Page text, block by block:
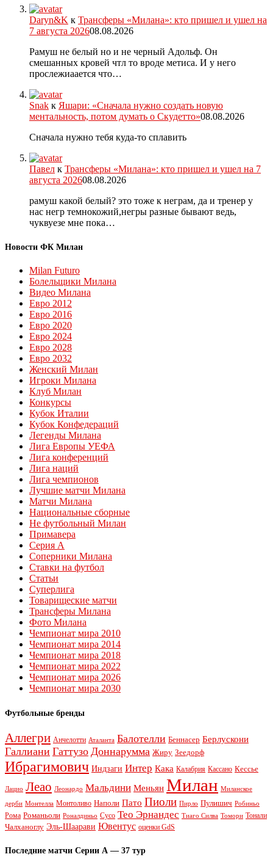
Daryn&K к Трансферы «Милана»: кто пришел и ушел на
7 августа 202608.08.2026
Рамуш не белый но и не черный Адольф. Он
смешанных кровей чтл то вроде метиса. И у него
прослежиаается что…
Snak к Яшари: «Сначала нужно создать новую
ментальность, потом думать о Скудетто»08.08.2026
Сначала нужно тебя куда-то сплавить
Павел к Трансферы «Милана»: кто пришел и ушел на 7
августа 202608.08.2026
рамуш какой белый? это тоже к неграм, да и тренер у
нас негр темнокожий,негры разные бывают ведь,
чуквуезе мне пока…
Новости ФК Милан
Milan Futuro
Болельщики Милана
Видео Милана
Евро 2012
Евро 2016
Евро 2020
Евро 2024
Евро 2028
Евро 2032
Женский Милан
Игроки Милана
Клуб Милан
Конкурсы
Кубок Италии
Кубок Конфедераций
Легенды Милана
Лига Европы УЕФА
Лига конференций
Лига наций
Лига чемпионов
Лучшие матчи Милана
Матчи Милана
Национальные сборные
Не футбольный Милан
Примавера
Серия А
Соперники Милана
Ставки на футбол
Статьи
Суперлига
Товарищеские матчи
Трансферы Милана
Фото Милана
Чемпионат мира 2010
Чемпионат мира 2014
Чемпионат мира 2018
Чемпионат мира 2022
Чемпионат мира 2026
Чемпионат мира 2030
Футбольные бренды
Аллегри Анчелотти Аталанта Балотелли Беннасер Берлускони
Галлиани Гаттузо Доннарумма Жиру Зеедорф
Ибрагимович Индзаги Интер Кака Калабрия Кассано Кессье
Лацио Леао Леонардо Мальдини Меньян Милан Миланское
дерби Монтелла Монтоливо Наполи Пато Пиоли Пирло Пулишич Робиньо
Рома Романьоли Роналдиньо Сусо Тео Эрнандес Тиаго Силва Томори Тонали
Чалханоглу Эль-Шаарави Ювентус оценки GdS
Последние матчи Серии А — 37 тур